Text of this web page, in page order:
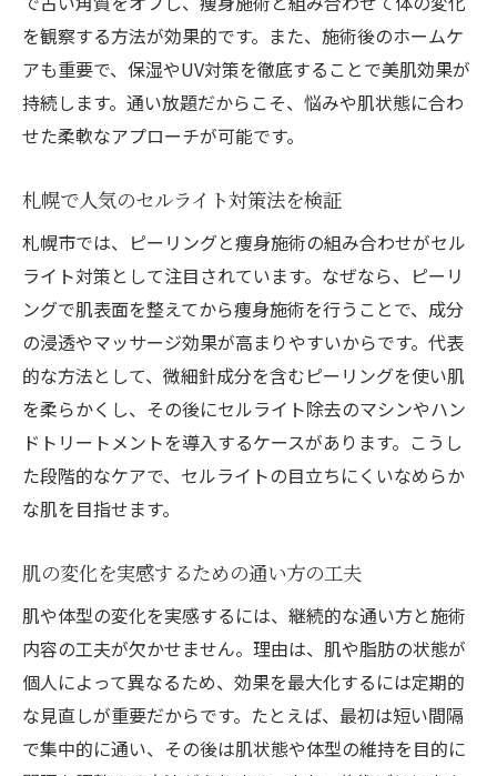
を観察する方法が効果的です。また、施術後のホームケ
アも重要で、保湿やUV対策を徹底することで美肌効果が
持続します。通い放題だからこそ、悩みや肌状態に合わ
せた柔軟なアプローチが可能です。
札幌で人気のセルライト対策法を検証
札幌市では、ピーリングと痩身施術の組み合わせがセル
ライト対策として注目されています。なぜなら、ピーリ
ングで肌表面を整えてから痩身施術を行うことで、成分
の浸透やマッサージ効果が高まりやすいからです。代表
的な方法として、微細針成分を含むピーリングを使い肌
を柔らかくし、その後にセルライト除去のマシンやハン
ドトリートメントを導入するケースがあります。こうし
た段階的なケアで、セルライトの目立ちにくいなめらか
な肌を目指せます。
肌の変化を実感するための通い方の工夫
肌や体型の変化を実感するには、継続的な通い方と施術
内容の工夫が欠かせません。理由は、肌や脂肪の状態が
個人によって異なるため、効果を最大化するには定期的
な見直しが重要だからです。たとえば、最初は短い間隔
で集中的に通い、その後は肌状態や体型の維持を目的に